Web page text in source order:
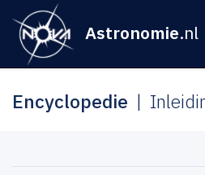
Astronomie.nl
Encyclopedie